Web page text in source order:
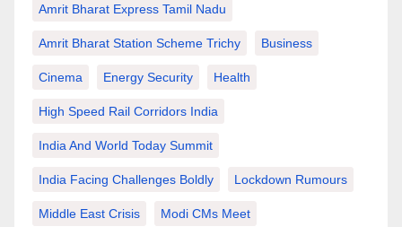
Amrit Bharat Express Tamil Nadu
Amrit Bharat Station Scheme Trichy Business
Cinema Energy Security Health
High Speed Rail Corridors India
India And World Today Summit
India Facing Challenges Boldly Lockdown Rumours
Middle East Crisis Modi CMs Meet